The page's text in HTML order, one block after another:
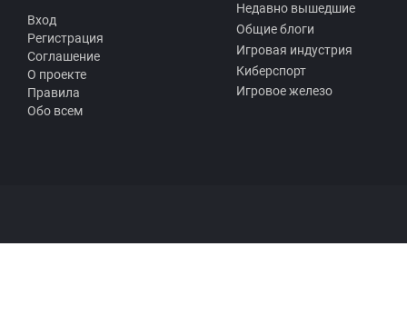
Вход
Регистрация
Соглашение
О проекте
Правила
Обо всем
Недавно вышедшие
Общие блоги
Игровая индустрия
Киберспорт
Игровое железо